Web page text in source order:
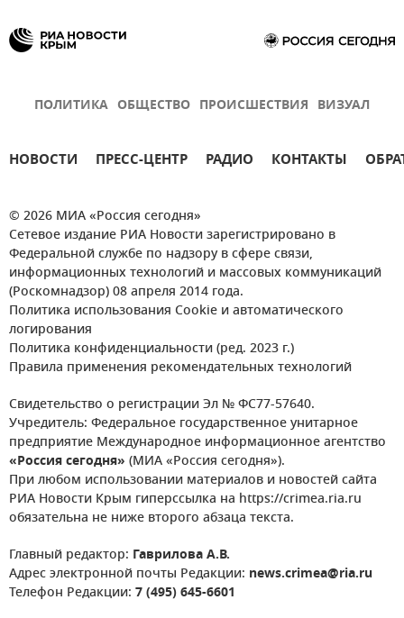
ПОЛИТИКА ОБЩЕСТВО ПРОИСШЕСТВИЯ ВИЗУАЛ
НОВОСТИ ПРЕСС-ЦЕНТР РАДИО КОНТАКТЫ
© 2026 МИА «Россия сегодня»
Сетевое издание РИА Новости зарегистрировано в
Федеральной службе по надзору в сфере связи,
информационных технологий и массовых коммуникаций
(Роскомнадзор) 08 апреля 2014 года.
Политика использования Cookie и автоматического
логирования
Политика конфиденциальности (ред. 2023 г.)
Правила применения рекомендательных технологий
Свидетельство о регистрации Эл № ФС77-57640.
Учредитель: Федеральное государственное унитарное
предприятие Международное информационное агентство
«Россия сегодня» (МИА «Россия сегодня»).
При любом использовании материалов и новостей сайта
РИА Новости Крым гиперссылка на https://crimea.ria.ru
обязательна не ниже второго абзаца текста.
Главный редактор: Гаврилова А.В.
Адрес электронной почты Редакции: news.crimea@ria.ru
Телефон Редакции: 7 (495) 645-6601